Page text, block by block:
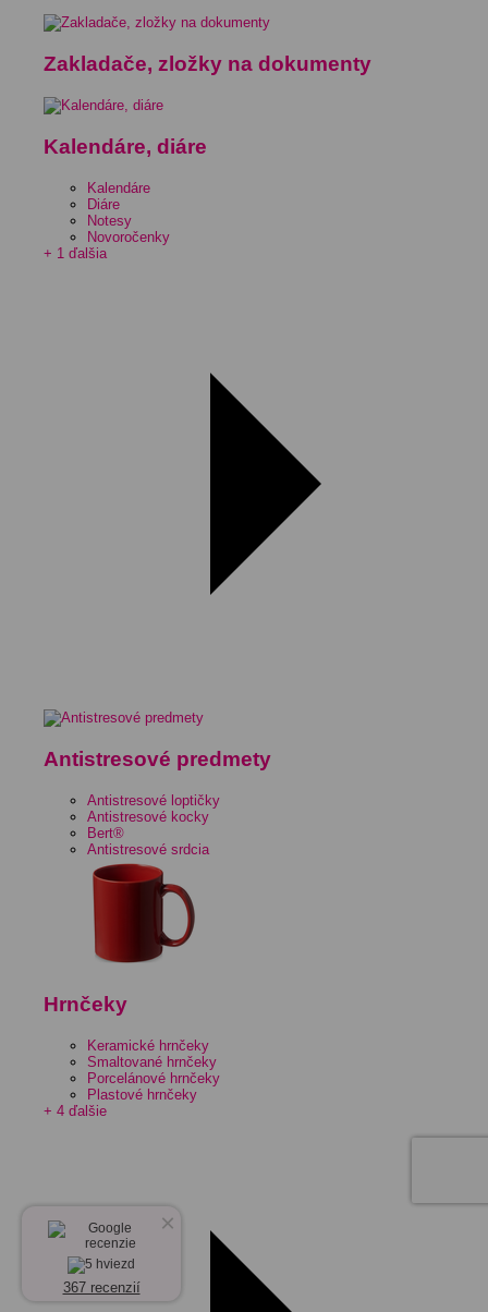
Zakladače, zložky na dokumenty
Kalendáre, diáre
Kalendáre
Diáre
Notesy
Novoročenky
+ 1 ďalšia
Antistresové predmety
Antistresové loptičky
Antistresové kocky
Bert®
Antistresové srdcia
Hrnčeky
Keramické hrnčeky
Smaltované hrnčeky
Porcelánové hrnčeky
Plastové hrnčeky
+ 4 ďalšie
×
367 recenzií